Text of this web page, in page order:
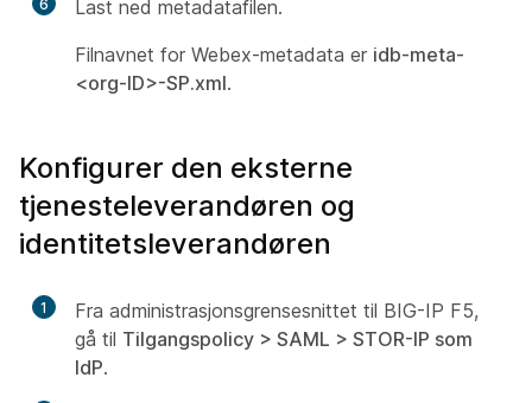
6
Last ned metadatafilen.
Filnavnet for Webex-metadata er idb-meta-
<org-ID>-SP.xml.
Konfigurer den eksterne
tjenesteleverandøren og
identitetsleverandøren
1
Fra administrasjonsgrensesnittet til BIG-IP F5,
gå til Tilgangspolicy > SAML > STOR-IP som
IdP.